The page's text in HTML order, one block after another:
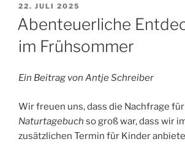
VERÖFFENTLICHT
AM
22. JULI 2025
Abenteuerliche
im Frühsommer
Ein Beitrag von Antje Schreiber
Wir freuen uns, dass die Nachfrage für
Naturtagebuch so groß war, dass wir
zusätzlichen Termin für Kinder